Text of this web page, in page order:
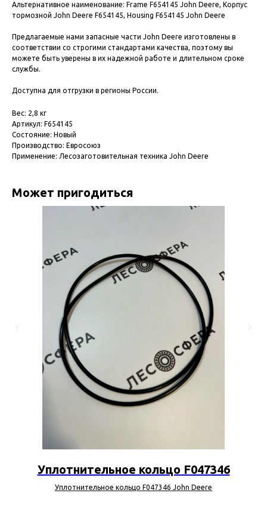
Альтернативное наименование: Frame F654145 John Deere, Корпус
тормозной John Deere F654145, Housing F654145 John Deere
Предлагаемые нами запасные части John Deere изготовлены в
соответствии со строгими стандартами качества, поэтому вы
можете быть уверены в их надежной работе и длительном сроке
службы.
Доступна для отгрузки в регионы России.
Вес: 2,8 кг
Артикул: F654145
Состояние: Новый
Производство: Евросоюз
Применение: Лесозаготовительная техника John Deere
Может пригодиться
Уплотнительное кольцо F047346
Уплотнительное кольцо F047346 John Deere